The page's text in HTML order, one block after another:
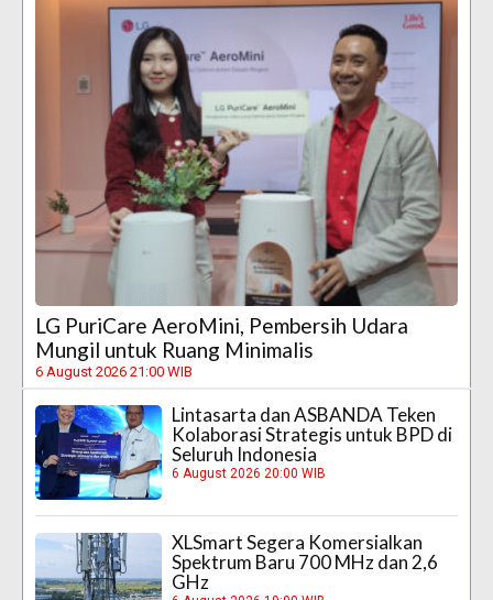
LG PuriCare AeroMini, Pembersih Udara
Mungil untuk Ruang Minimalis
6 August 2026 21:00 WIB
Lintasarta dan ASBANDA Teken
Kolaborasi Strategis untuk BPD di
Seluruh Indonesia
6 August 2026 20:00 WIB
XLSmart Segera Komersialkan
Spektrum Baru 700 MHz dan 2,6
GHz